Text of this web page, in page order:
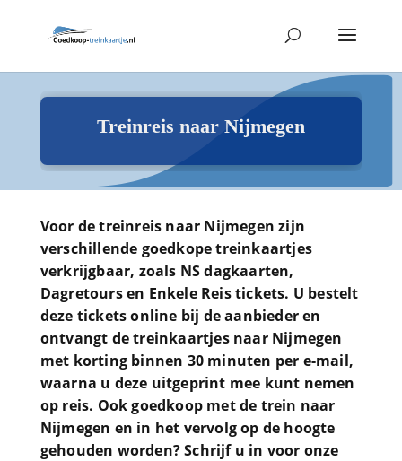
Treinreis naar Nijmegen
Voor de treinreis naar Nijmegen zijn
verschillende goedkope treinkaartjes
verkrijgbaar, zoals NS dagkaarten,
Dagretours en Enkele Reis tickets. U bestelt
deze tickets online bij de aanbieder en
ontvangt de treinkaartjes naar Nijmegen
met korting binnen 30 minuten per e-mail,
waarna u deze uitgeprint mee kunt nemen
op reis. Ook goedkoop met de trein naar
Nijmegen en in het vervolg op de hoogte
gehouden worden? Schrijf u in voor onze